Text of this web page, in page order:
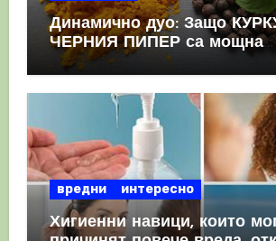
Динамично дуо: Защо
ЧЕРНИЯ ПИПЕР са мощна
комбинация
вредни интересно
Хигиенни навици, които